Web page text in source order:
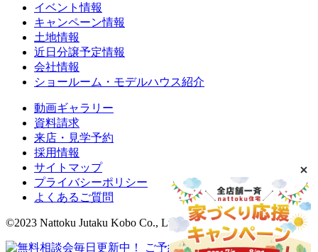
イベント情報
キャンペーン情報
土地情報
近日分譲予定情報
会社情報
ショールーム・モデルハウス紹介
動画ギャラリー
資料請求
来店・見学予約
採用情報
サイトマップ
プライバシーポリシー
よくあるご質問
©2023 Nattoku Jutaku Kobo Co., Ltd.